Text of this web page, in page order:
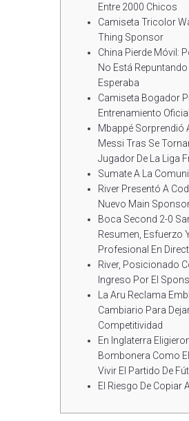
Entre 2000 Chicos
Camiseta Tricolor
Thing Sponsor
China Pierde Móvil:
No Está
Esperaba
Camiseta Bogador
Entrenamiento Oficial
Mbappé Sorprendió
Messi Tras Se
Jugador De La Liga
Sumate A La
River Presentó A
Nuevo Main
Boca Second 2-0
Resumen, Esfuerzo
Profesional En
River, Posicionado
Ingreso Por El
La Aru Reclama
Cambiario Para
Competitividad
En Inglaterra
Bombonera Como
Vivir El Partido De
El Riesgo De Copiar